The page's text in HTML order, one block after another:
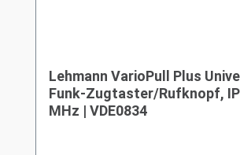
Lehmann VarioPull Plus
Funk-Zugtaster/Rufknopf,
MHz | VDE0834